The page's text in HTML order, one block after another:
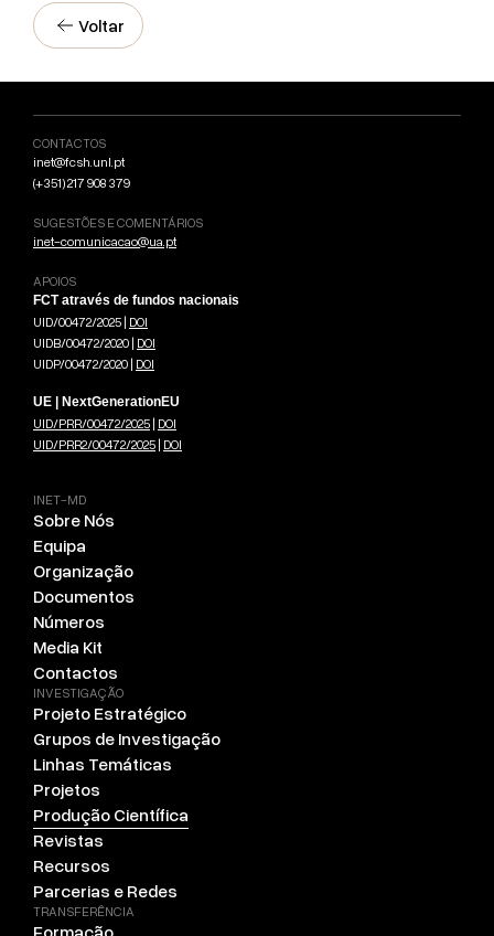
Voltar
CONTACTOS
inet@fcsh.unl.pt
(+351) 217 908 379
SUGESTÕES E COMENTÁRIOS
inet-comunicacao@ua.pt
APOIOS
FCT através de fundos nacionais
UID/00472/2025 | DOI
UIDB/00472/2020 | DOI
UIDP/00472/2020 | DOI
UE | NextGenerationEU
UID/PRR/00472/2025 | DOI
UID/PRR2/00472/2025 | DOI
INET-MD
Sobre Nós
Equipa
Organização
Documentos
Números
Media Kit
Contactos
INVESTIGAÇÃO
Projeto Estratégico
Grupos de Investigação
Linhas Temáticas
Projetos
Produção Científica
Revistas
Recursos
Parcerias e Redes
TRANSFERÊNCIA
Formação